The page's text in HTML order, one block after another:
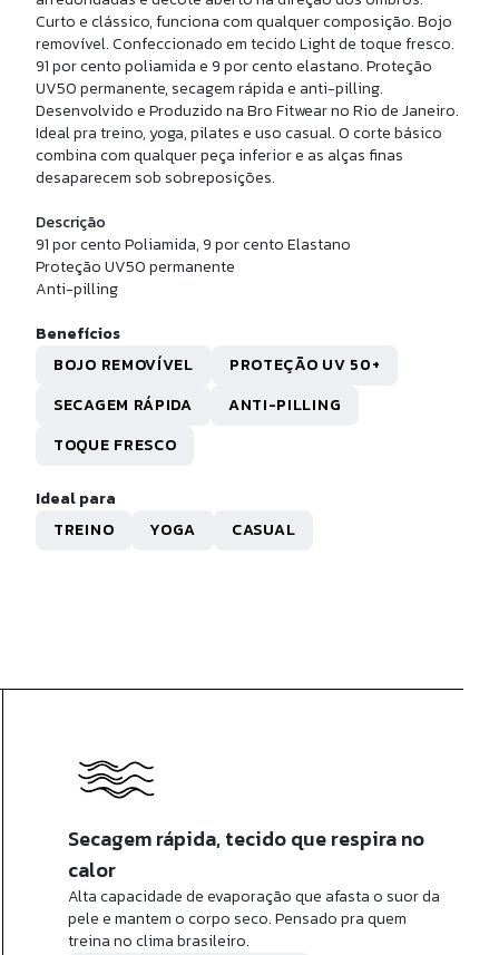
G
SLEEVE BASIC
R$ 169,90
R$ 16,99sem juros
TOP BÁSICO ALCINHA
R$ 151,80
10x deR$ 15,18sem juros
Curto e clássico, funciona com qualquer composição. Bojo
removível. Confeccionado em tecido Light de toque fresco.
91 por cento poliamida e 9 por cento elastano. Proteção
UV50 permanente, secagem rápida e anti-pilling.
Desenvolvido e Produzido na Bro Fitwear no Rio de Janeiro.
Ideal pra treino, yoga, pilates e uso casual. O corte básico
combina com qualquer peça inferior e as alças finas
desaparecem sob sobreposições.
Descrição
91 por cento Poliamida, 9 por cento Elastano
Proteção UV50 permanente
Anti-pilling
Benefícios
BOJO REMOVÍVEL
PROTEÇÃO UV 50+
SECAGEM RÁPIDA
ANTI-PILLING
TOQUE FRESCO
Ideal para
TREINO
YOGA CASUAL
Secagem rápida, tecido que respira no
calor
Alta capacidade de evaporação que afasta o suor da
pele e mantem o corpo seco. Pensado pra quem
treina no clima brasileiro.